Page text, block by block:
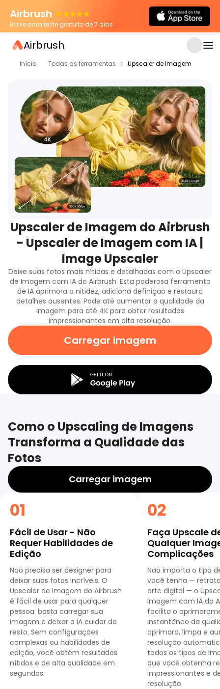
Airbrush
Baixe para teste gratuito de 7 dias
Airbrush
Início Todas as ferramentas Upscaler de Imagem
Upscaler de Imagem do Airbrush
- Upscaler de Imagem com IA |
Image Upscaler
Deixe suas fotos mais nítidas e detalhadas com o Upscaler
de Imagem com IA do Airbrush. Esta poderosa ferramenta
de IA aprimora a nitidez, adiciona definição e restaura
detalhes ausentes. Pode até aumentar a qualidade da
imagem para até 4K para obter resultados
impressionantes em alta resolução.
Carregar imagem
Como o Upscaling de Imagens
Transforma a Qualidade das
Fotos
Carregar imagem
01
Fácil de Usar - Não
Requer Habilidades de
Edição
Não precisa ser designer para
deixar suas fotos incríveis. O
Upscaler de Imagem do Airbrush
é fácil de usar para qualquer
pessoa: basta carregar sua
imagem e deixar a IA cuidar do
resto. Sem configurações
complexas ou habilidades de
edição, você obtém resultados
nítidos e de alta qualidade em
segundos.
02
Faça Upscale
Qualquer
Complicações
Não importa o tipo
você tenha —
arte digital — o
Imagem com IA do
facilita o
instantâneo da
aprimora, limpa e
resolução
todos os tipos de
que você obtenha
impressionantes e
resolução.